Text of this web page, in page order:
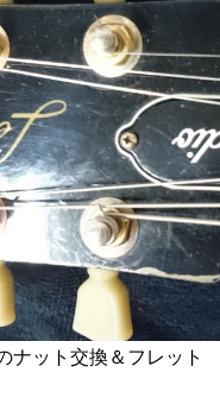
ナット交換＆フレット